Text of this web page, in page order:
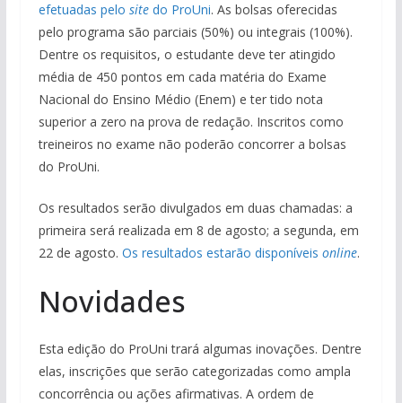
efetuadas pelo sitedo ProUni. As bolsas oferecidas
pelo programa são parciais (50%) ou integrais (100%).
Dentre os requisitos, o estudante deve ter atingido
média de 450 pontos em cada matéria do Exame
Nacional do Ensino Médio (Enem) e ter tido nota
superior a zero na prova de redação. Inscritos como
treineiros no exame não poderão concorrer a bolsas
do ProUni.
Os resultados serão divulgados em duas chamadas: a
primeira será realizada em 8 de agosto; a segunda, em
22 de agosto. Os resultados estarão disponíveis online.
Novidades
Esta edição do ProUni trará algumas inovações. Dentre
elas, inscrições que serão categorizadas como ampla
concorrência ou ações afirmativas. A ordem de